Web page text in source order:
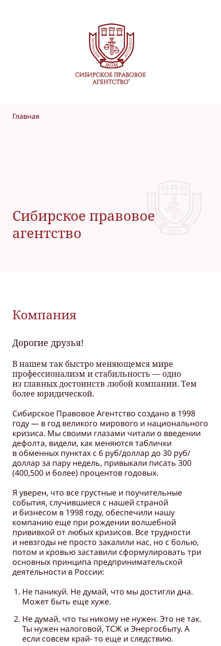
Главная
Сибирское правовое
агентство
Компания
Дорогие друзья!
В нашем так быстро меняющемся мире
профессионализм и стабильность — одно
из главных достоинств любой компании. Тем
более юридической.
Сибирское Правовое Агентство создано в 1998
году — в год великого мирового и национального
кризиса. Мы своими глазами читали о введении
дефолта, видели, как меняются таблички
в обменных пунктах с 6 руб/доллар до 30 руб/
доллар за пару недель, привыкали писать 300
(400,500 и более) процентов годовых.
Я уверен, что все грустные и поучительные
события, случившиеся с нашей страной
и бизнесом в 1998 году, обеспечили нашу
компанию еще при рождении волшебной
прививкой от любых кризисов. Все трудности
и невзгоды не просто закалили нас, но с болью,
потом и кровью заставили сформулировать три
основных принципа предпринимательской
деятельности в России:
Не паникуй. Не думай, что мы достигли дна.
Может быть еще хуже.
Не думай, что ты никому не нужен. Это не так.
Ты нужен налоговой, ТСЖ и Энергосбыту. А
если совсем край- то еще и следствию.